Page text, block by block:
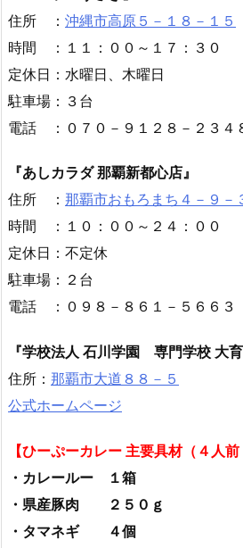
住所 ： 沖縄市高原５－１８－１５
時間 ：１１：００～１７：３０
定休日：水曜日、木曜日
駐車場：３台
電話 ：０７０－９１２８－２３４
『あしカラダ 那覇新都心店』
住所 ： 那覇市おもろまち４－９－
時間 ：１０：００～２４：００
定休日：不定休
駐車場：２台
電話 ：０９８－８６１－５６６３
『学校法人 石川学園 専門学校 大育
住所： 那覇市大道８８－５
公式ホームページ
【ひーぷーカレー 主要具材（４人前
・カレールー １箱
・県産豚肉 ２５０ｇ
・タマネギ ４個